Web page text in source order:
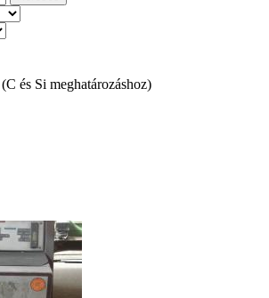
és Si meghatározáshoz)